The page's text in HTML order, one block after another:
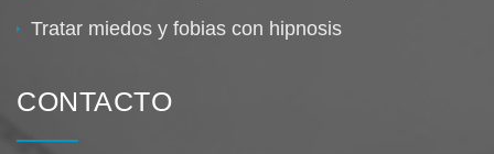
Tratar miedos y fobias con hipnosis
CONTACTO